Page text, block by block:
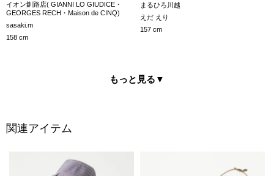
イオン釧路店( GIANNI LO GIUDICE・
GEORGES RECH・Maison de CINQ)
sasaki.m
158 cm
まるひろ川越
えだ えり
157 cm
もっと見る ▼
関連アイテム